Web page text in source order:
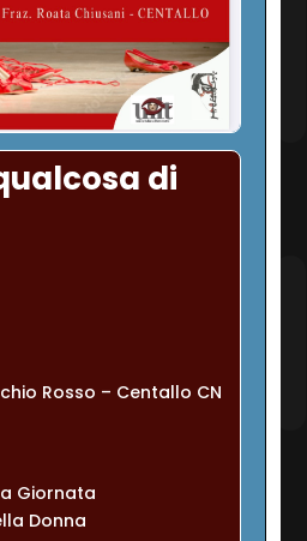
di
Rosso – Centallo CN
Giornata
Donna